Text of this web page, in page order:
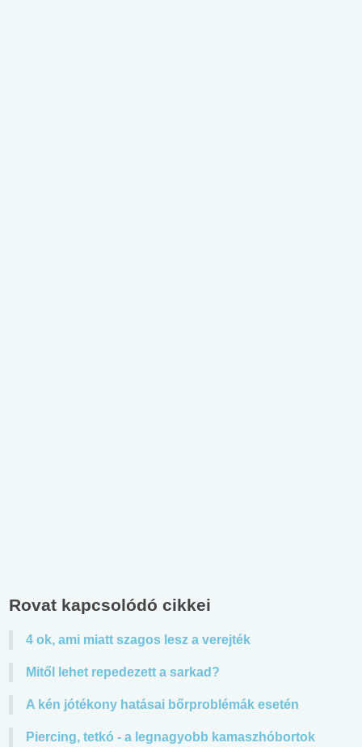
Rovat kapcsolódó cikkei
4 ok, ami miatt szagos lesz a verejték
Mitől lehet repedezett a sarkad?
A kén jótékony hatásai bőrproblémák esetén
Piercing, tetkó - a legnagyobb kamaszhóbortok